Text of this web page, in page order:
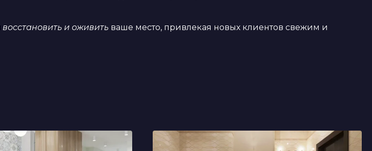
восстановить и оживить ваше место, привлекая новых клиентов свежим и